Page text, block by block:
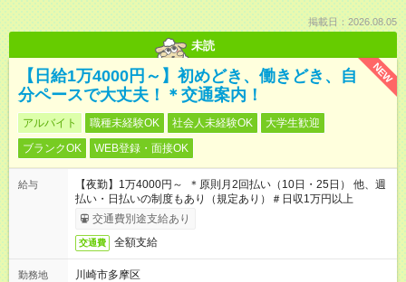
掲載日：2026.08.05
未読
NEW
【日給1万4000円～】初めどき、働きどき、自
分ペースで大丈夫！＊交通案内！
アルバイト 職種未経験OK 社会人未経験OK
大学生歓迎
ブランクOK
WEB登録・面接OK
給与
【夜勤】1万4000円～ ＊原則月2回払い（10日・25日） 他、週
払い・日払いの制度もあり（規定あり）＃日収1万円以上
交通費別途支給あり
交通費 全額支給
勤務地
川崎市多摩区